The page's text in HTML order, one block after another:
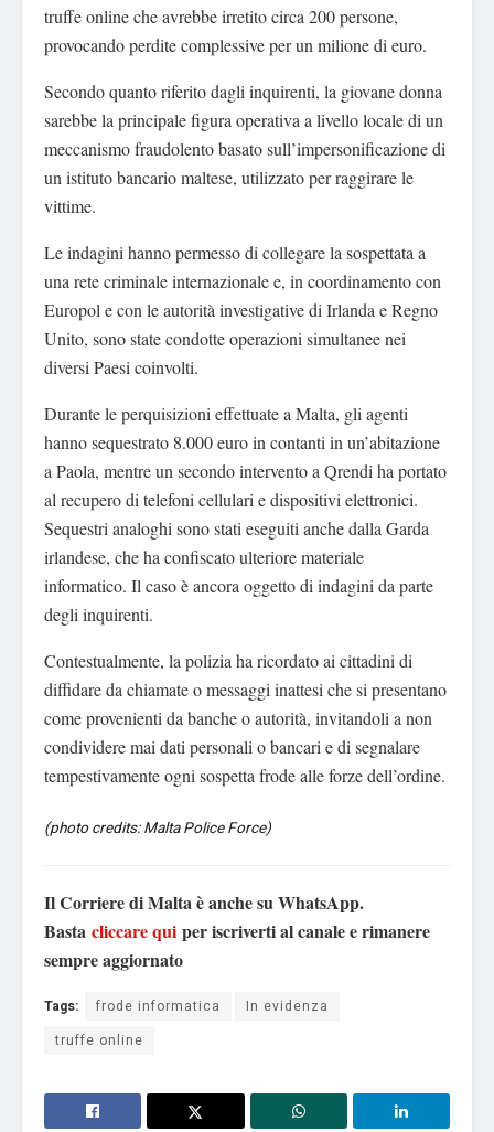
truffe online che avrebbe irretito circa 200 persone,
provocando perdite complessive per un milione di euro.
Secondo quanto riferito dagli inquirenti, la giovane donna
sarebbe la principale figura operativa a livello locale di un
meccanismo fraudolento basato sull’impersonificazione di
un istituto bancario maltese, utilizzato per raggirare le
vittime.
Le indagini hanno permesso di collegare la sospettata a
una rete criminale internazionale e, in coordinamento con
Europol e con le autorità investigative di Irlanda e Regno
Unito, sono state condotte operazioni simultanee nei
diversi Paesi coinvolti.
Durante le perquisizioni effettuate a Malta, gli agenti
hanno sequestrato 8.000 euro in contanti in un’abitazione
a Paola, mentre un secondo intervento a Qrendi ha portato
al recupero di telefoni cellulari e dispositivi elettronici.
Sequestri analoghi sono stati eseguiti anche dalla Garda
irlandese, che ha confiscato ulteriore materiale
informatico. Il caso è ancora oggetto di indagini da parte
degli inquirenti.
Contestualmente, la polizia ha ricordato ai cittadini di
diffidare da chiamate o messaggi inattesi che si presentano
come provenienti da banche o autorità, invitandoli a non
condividere mai dati personali o bancari e di segnalare
tempestivamente ogni sospetta frode alle forze dell’ordine.
(photo credits: Malta Police Force)
Il Corriere di Malta è anche su WhatsApp.
Basta cliccare qui per iscriverti al canale e rimanere
sempre aggiornato
Tags: frode informatica
In evidenza
truffe online